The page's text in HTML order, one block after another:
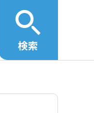
検索